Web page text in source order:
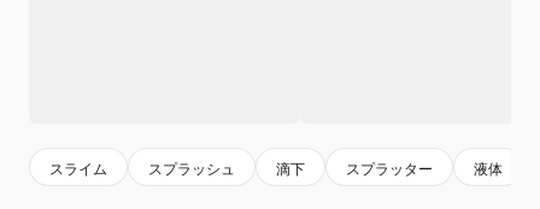
スライム スプラッシュ 滴下 スプラッター 液体